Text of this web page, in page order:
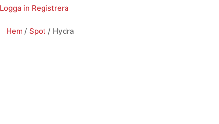
Logga in Registrera
Hem /Spot / Hydra